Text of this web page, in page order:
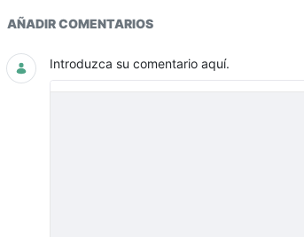
Documentos y multimedia
AÑADIR COMENTARIOS
Introduzca su comentario aquí.